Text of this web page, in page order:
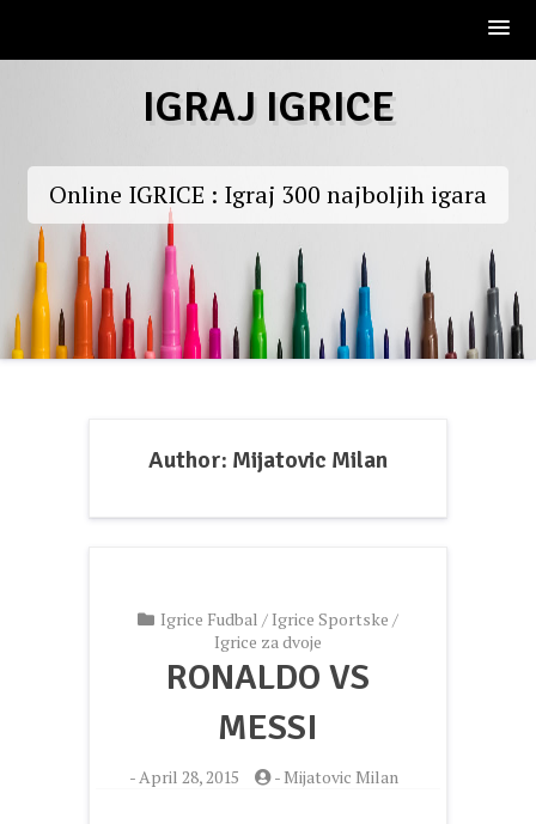
IGRAJ IGRICE
Online IGRICE : Igraj 300 najboljih igara
Author: Mijatovic Milan
Igrice Fudbal / Igrice Sportske /
Igrice za dvoje
RONALDO VS
MESSI
-April 28, 2015 - Mijatovic Milan